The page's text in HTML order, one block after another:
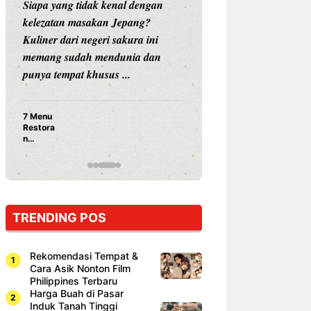
Siapa yang tidak kenal dengan
kelezatan masakan Jepang?
Kuliner dari negeri sakura ini
memang sudah mendunia dan
punya tempat khusus ...
7 Menu
Restora
n
yang
Dicoba,
Cuma
Sushi!
TRENDING POS
Rekomendasi Tempat &
Cara Asik Nonton Film
Philippines Terbaru
Harga Buah di Pasar
Induk Tanah Tinggi